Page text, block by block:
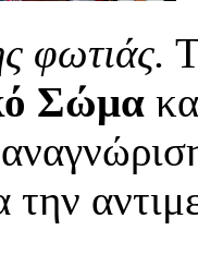
φωτιάς.
Σώμα
την